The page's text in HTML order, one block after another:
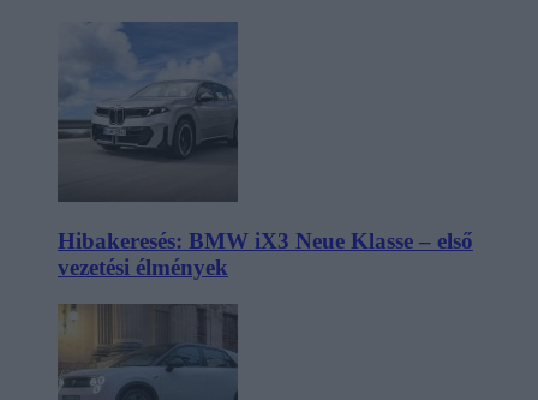
Hibakeresés: BMW iX3 Neue Klasse – első
vezetési élmények